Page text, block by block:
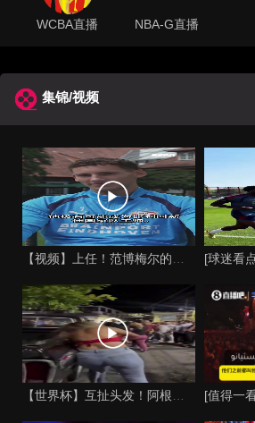
WCBA直播 NBA-G直播
集锦/视频